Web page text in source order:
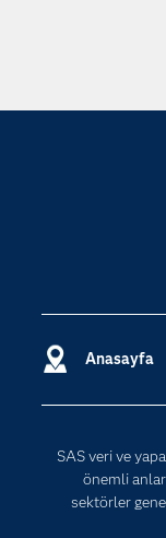
Anasayfa
SAS veri ve
önemli
sektörler